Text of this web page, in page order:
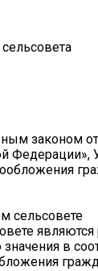
законом
сельсовете
в